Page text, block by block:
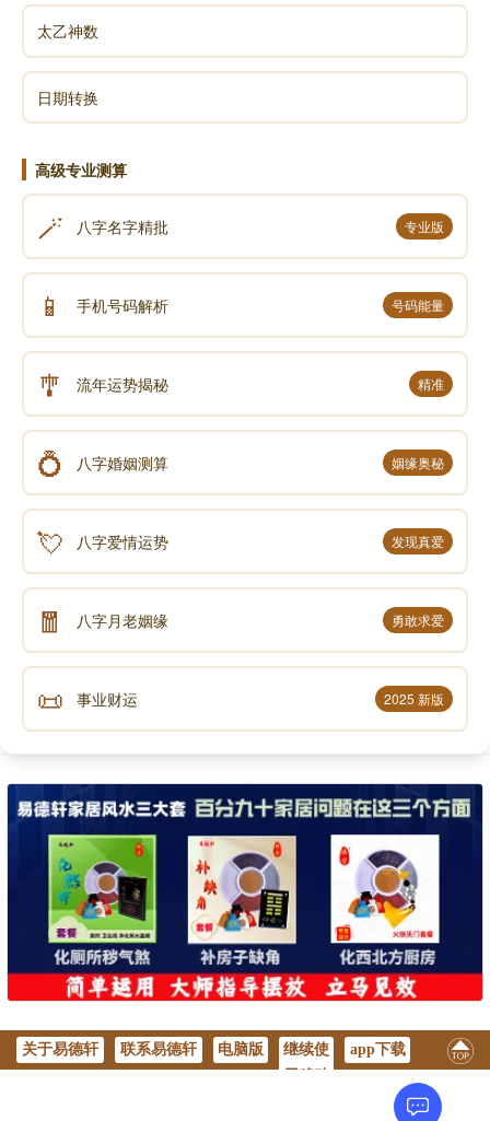
文章恭录—2012净土大经科注第四六八集02-040-
0468
有临终十念一念非偶然
终十念一念」，蕅益大师说得好。七日就是佛七，精进
佛七，七天七夜，这一句佛号不中断。精进佛七，不怀
疑、不夹杂、不间断，要有这个功夫，才会有临终十念
一念。
纵然下下品造作五逆十恶的人，临终十念一念，「并
是夙因成熟」，不是你这一生念佛的因成熟，就是前
世，多生多劫曾经修过这个法门。正如大乘教里我们常
常看到，世尊所说的，每一个念佛的人，真正往生到极
乐世界，都是过去生中曾经供养无量诸佛，在这一剎那
之间，无量诸佛威神加持你，你一念十念顺利往生；换
句话说，没有一个是偶然的。
文章恭录—2012净土大经科注第四六八集02-040-
0468
声明：部分内容来于网络，如有侵权，请联系我们删除！以上内容，并
不代表易德轩观点。
太乙神数
日期转换
高级专业测算
🪄 八字名字精批 专业版
📱 手机号码解析 号码能量
🎐 流年运势揭秘 精准
💍 八字婚姻测算 姻缘奥秘
💘 八字爱情运势 发现真爱
🧧 八字月老姻缘 勇敢求爱
📜 事业财运 2025 新版
关于易德轩 联系易德轩 电脑版
继续使
app下载